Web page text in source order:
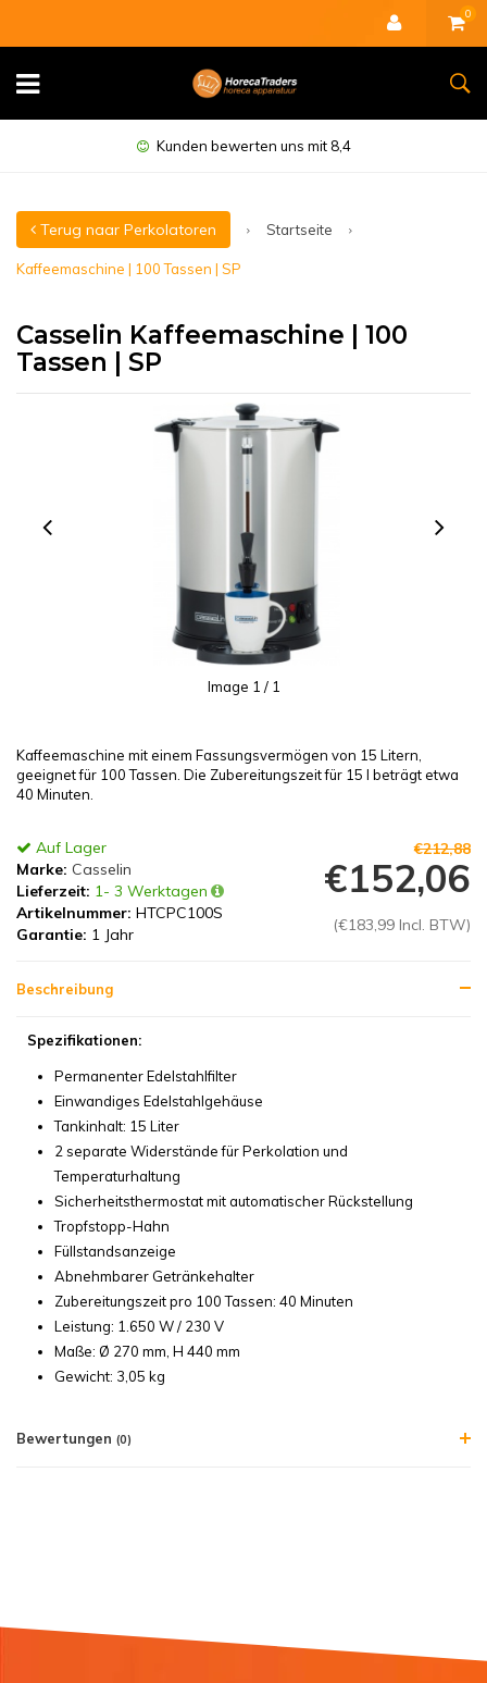
0
Minimal 1 Jahr Garantie
Terug naar Perkolatoren Startseite
Kaffeemaschine | 100 Tassen | SP
Casselin Kaffeemaschine | 100
Tassen | SP
Image 1 / 1
Kaffeemaschine mit einem Fassungsvermögen von 15 Litern,
geeignet für 100 Tassen. Die Zubereitungszeit für 15 l beträgt etwa
40 Minuten.
Auf Lager
Marke: Casselin
Lieferzeit: 1- 3 Werktagen
Artikelnummer: HTCPC100S
Garantie: 1 Jahr
€212,88
€152,06
(€183,99 Incl. BTW)
Beschreibung
Spezifikationen:
Permanenter Edelstahlfilter
Einwandiges Edelstahlgehäuse
Tankinhalt: 15 Liter
2 separate Widerstände für Perkolation und
Temperaturhaltung
Sicherheitsthermostat mit automatischer Rückstellung
Tropfstopp-Hahn
Füllstandsanzeige
Abnehmbarer Getränkehalter
Zubereitungszeit pro 100 Tassen: 40 Minuten
Leistung: 1.650 W / 230 V
Maße: Ø 270 mm, H 440 mm
Gewicht: 3,05 kg
Bewertungen (0)